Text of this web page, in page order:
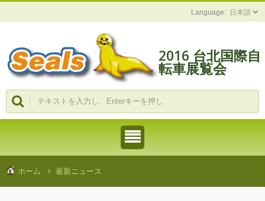
日本語
2016 台北国際自
転車展覧会
ホーム 最新ニュース